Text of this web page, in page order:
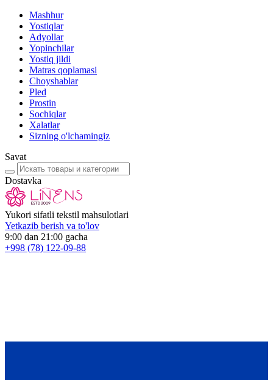
Mashhur
Yostiqlar
Adyollar
Yopinchilar
Yostiq jildi
Matras qoplamasi
Choyshablar
Pled
Prostin
Sochiqlar
Xalatlar
Sizning o'lchamingiz
Savat
Dostavka
Yukori sifatli tekstil mahsulotlari
Yetkazib berish va to'lov
9:00 dan 21:00 gacha
+998 (78) 122-09-88